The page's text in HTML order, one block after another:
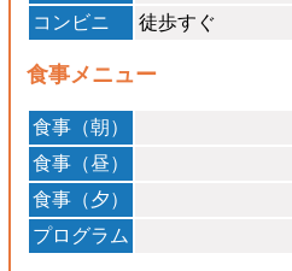
コンビニ
徒歩すぐ
食事メニュー
食事（朝）
食事（昼）
食事（夕）
プログラム